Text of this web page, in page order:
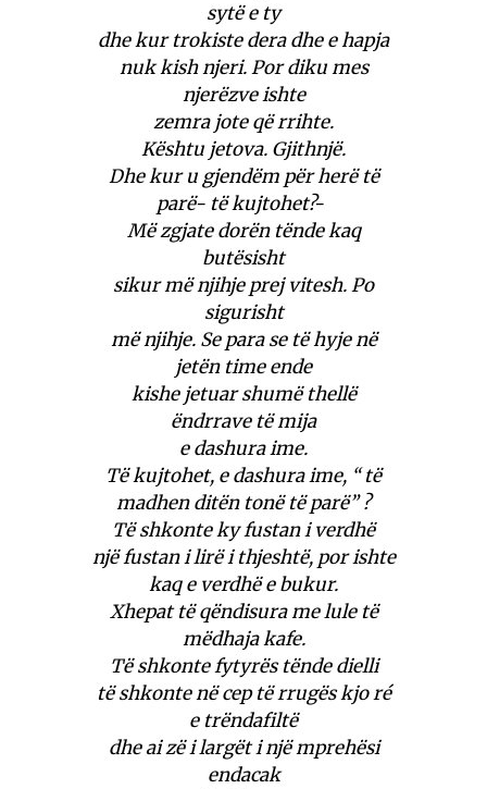
sytë e ty
dhe kur trokiste dera dhe e hapja
nuk kish njeri. Por diku mes
njerëzve ishte
zemra jote që rrihte.
Kështu jetova. Gjithnjë.
Dhe kur u gjendëm për herë të
parë- të kujtohet?-
Më zgjate dorën tënde kaq
butësisht
sikur më njihje prej vitesh. Po
sigurisht
më njihje. Se para se të hyje në
jetën time ende
kishe jetuar shumë thellë
ëndrrave të mija
e dashura ime.
Të kujtohet, e dashura ime, “ të
madhen ditën tonë të parë” ?
Të shkonte ky fustan i verdhë
një fustan i lirë i thjeshtë, por ishte
kaq e verdhë e bukur.
Xhepat të qëndisura me lule të
mëdhaja kafe.
Të shkonte fytyrës tënde dielli
të shkonte në cep të rrugës kjo ré
e trëndafiltë
dhe ai zë i largët i një mprehësi
endacak